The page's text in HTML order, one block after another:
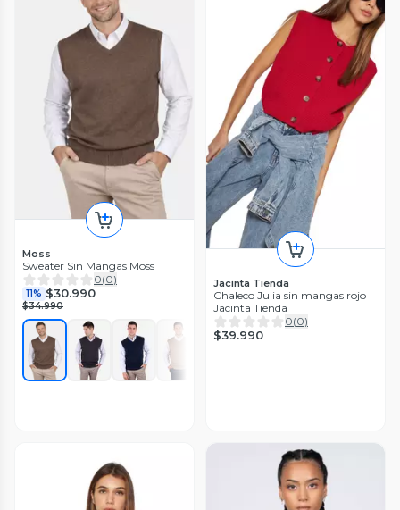
Moss
Sweater Sin Mangas Moss
0(0)
11% $30.990
$34.990
Jacinta Tienda
Chaleco Julia sin mangas rojo
Jacinta Tienda
0(0)
$39.990